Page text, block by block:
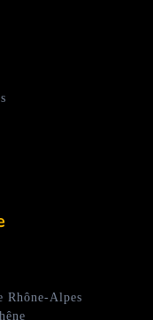
Rhône-Alpes